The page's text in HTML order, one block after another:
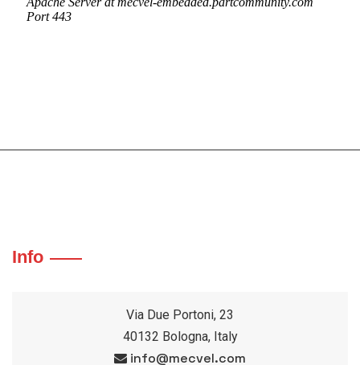
Info
Via Due Portoni, 23
40132 Bologna, Italy
info@mecvel.com